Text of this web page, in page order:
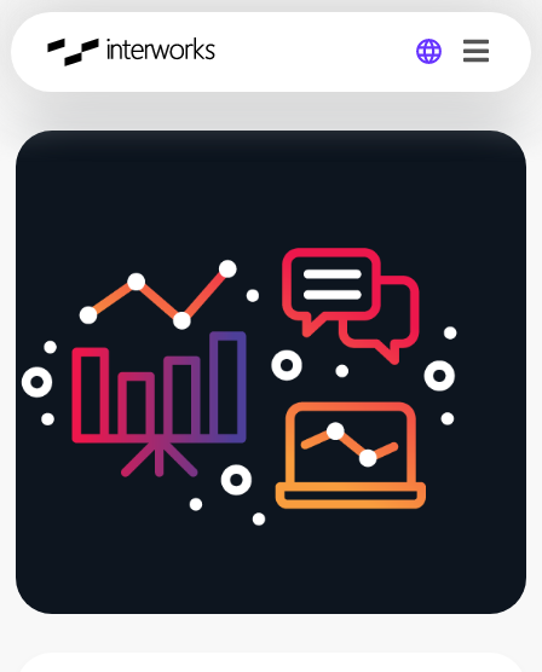
Global